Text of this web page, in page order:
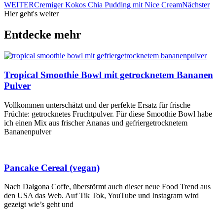
WEITERCremiger Kokos Chia Pudding mit Nice CreamNächster
Hier geht's weiter
Entdecke mehr
Tropical Smoothie Bowl mit getrocknetem Bananen
Pulver
Vollkommen unterschätzt und der perfekte Ersatz für frische
Früchte: getrocknetes Fruchtpulver. Für diese Smoothie Bowl habe
ich einen Mix aus frischer Ananas und gefriergetrocknetem
Bananenpulver
Pancake Cereal (vegan)
Nach Dalgona Coffe, überstörmt auch dieser neue Food Trend aus
den USA das Web. Auf Tik Tok, YouTube und Instagram wird
gezeigt wie’s geht und